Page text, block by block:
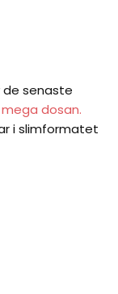
de senaste
mega dosan.
i slimformatet